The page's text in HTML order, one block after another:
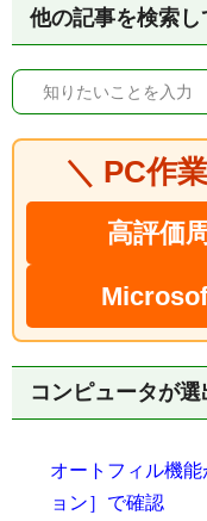
他の記事を検索し
＼ PC作
高評価
コンピュータが
オートフィル機
ョン］で確認